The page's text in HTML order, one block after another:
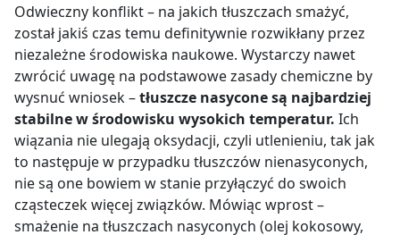
Odwieczny konflikt – na jakich tłuszczach smażyć,
został jakiś czas temu definitywnie rozwikłany przez
niezależne środowiska naukowe. Wystarczy nawet
zwrócić uwagę na podstawowe zasady chemiczne by
wysnuć wniosek –tłuszcze nasycone są najbardziej
stabilne w środowisku wysokich temperatur. Ich
wiązania nie ulegają oksydacji, czyli utlenieniu, tak jak
to następuje w przypadku tłuszczów nienasyconych,
nie są one bowiem w stanie przyłączyć do swoich
cząsteczek więcej związków. Mówiąc wprost –
smażenie na tłuszczach nasyconych (olej kokosowy,